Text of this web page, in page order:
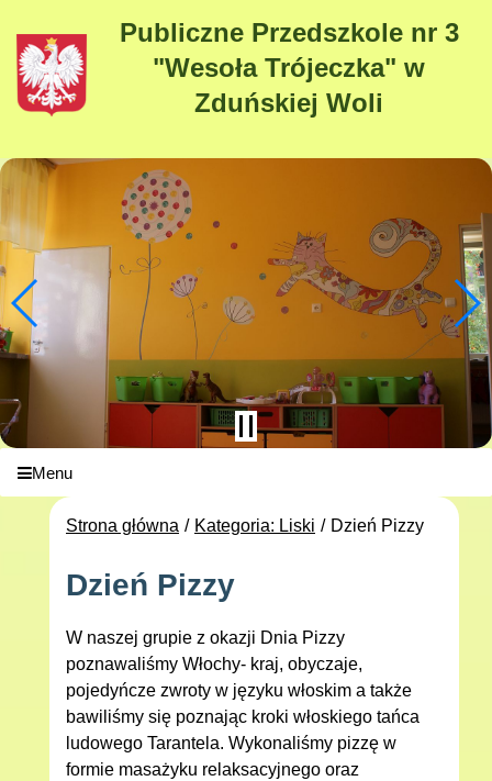
Publiczne Przedszkole nr 3
"Wesoła Trójeczka" w
Zduńskiej Woli
Menu
Strona główna Kategoria: Liski Dzień Pizzy
Dzień Pizzy
W naszej grupie z okazji Dnia Pizzy
poznawaliśmy Włochy- kraj, obyczaje,
pojedyńcze zwroty w języku włoskim a także
bawiliśmy się poznając kroki włoskiego tańca
ludowego Tarantela. Wykonaliśmy pizzę w
formie masażyku relaksacyjnego oraz